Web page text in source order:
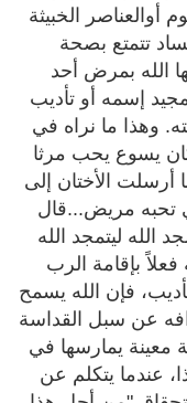
الخبيثة
تتمتع بصحة
الله بمرض أحد
إسمه أو تأديب
وهذا ما نراه في
يسوع يحب مرثا
١١: ٥). فعندما أرسلت الأختان إلى
تحبه مريض...قال
ليتمجد الله
فعلاً بإقامة الرب
فإن الله يسمح
عن سبل القداسة
معينة يمارسها في
عندما يتكلم عن